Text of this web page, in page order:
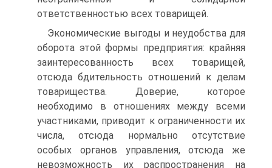
ответственностью всех товарищей.
Экономические выгоды и неудобства для
оборота этой формы предприятия: крайняя
заинтересованность всех товарищей,
отсюда бдительность отношений к делам
товарищества. Доверие, которое
необходимо в отношениях между всеми
участниками, приводит к ограниченности их
числа, отсюда нормально отсутствие
особых органов управления, отсюда же
невозможность их распространения на